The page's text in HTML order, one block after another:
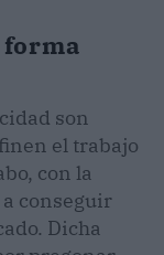
son
el trabajo
con la
conseguir
Dicha